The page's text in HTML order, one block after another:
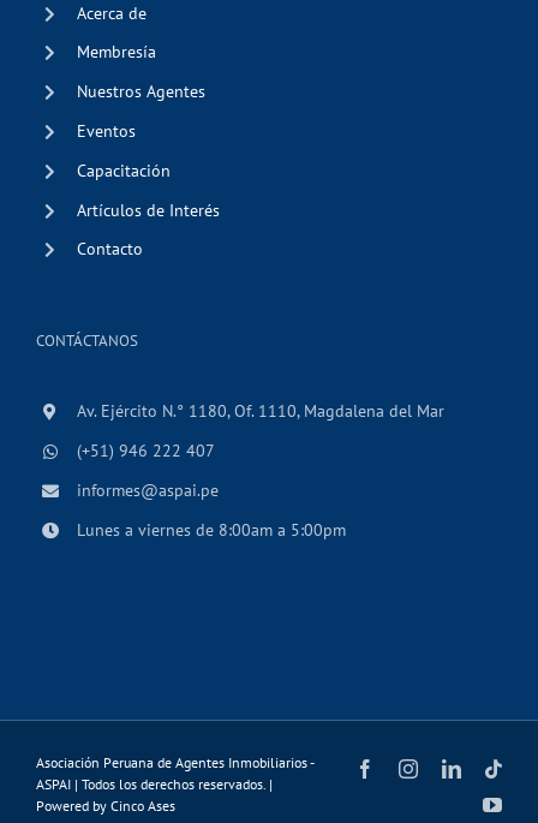
Acerca de
Membresía
Nuestros Agentes
Eventos
Capacitación
Artículos de Interés
Contacto
CONTÁCTANOS
Av. Ejército N.° 1180, Of. 1110, Magdalena del Mar
(+51) 946 222 407
informes@aspai.pe
Lunes a viernes de 8:00am a 5:00pm
Asociación Peruana de Agentes Inmobiliarios -
ASPAI | Todos los derechos reservados. |
Powered by Cinco Ases
FacebookInstagramLinkedIn